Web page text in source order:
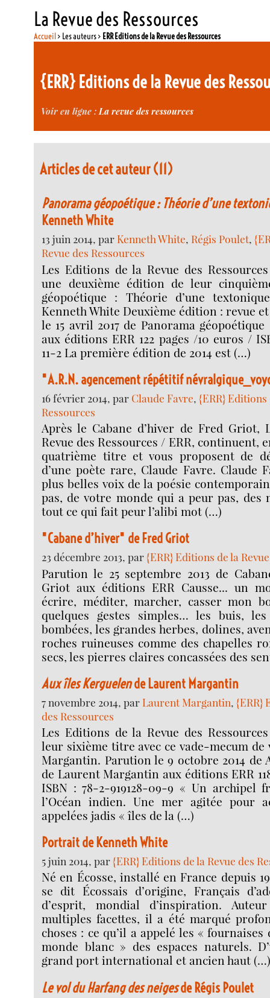
La Revue des Ressources
Accueil> Les auteurs > ERR Editions de la Revue des Ressources
{ERR} Editions de la Revue des
Voir en ligne : La revue des ressources
Articles de cet auteur (11)
Panorama géopoétique : Théorie d’une
Kenneth White
13 juin 2014, parKenneth White, Régis Poulet,
Revue des Ressources
Les Editions de la Revue des
une deuxième édition de leur
géopoétique : Théorie d’une
Kenneth White Deuxième édition : revue
le 15 avril 2017 de Panorama
aux éditions ERR 122 pages /10 euros /
11-2 La première édition de 2014 est (…)
"A.R.N. agencement répétitif
16 février 2014, par Claude Favre,{ERR} Editions
Ressources
Après le Cabane d’hiver de Fred Griot,
Revue des Ressources / ERR, continuent,
quatrième titre et vous proposent de
d’une poète rare, Claude Favre. Claude
plus belles voix de la poésie
pas, de votre monde qui a peur pas, des
tout ce qui fait peur l’alibi mot (…)
"Cabane d’hiver" de Fred Griot
23 décembre 2013, par{ERR} Editions de la
Parution le 25 septembre 2013 de
Griot aux éditions ERR Causse... un
écrire, méditer, marcher, casser mon
quelques gestes simples… les buis,
bombées, les grandes herbes, dolines,
roches ruineuses comme des chapelles
secs, les pierres claires concassées des
Aux îles Kerguelende Laurent Margantin
7 novembre 2014, parLaurent Margantin,{ERR}
des Ressources
Les Editions de la Revue des
leur sixième titre avec ce vade-mecum de
Margantin. Parution le 9 octobre 2014 de
de Laurent Margantin aux éditions ERR
ISBN : 78-2-919128-09-9 « Un archipel
l’Océan indien. Une mer agitée pour
appelées jadis « îles de la (…)
Portrait de Kenneth White
5 juin 2014, par{ERR} Editions de la Revue des
Né en Écosse, installé en France depuis
se dit Écossais d’origine, Français
d’esprit, mondial d’inspiration.
multiples facettes, il a été marqué
choses : ce qu’il a appelé les «
monde blanc » des espaces naturels.
grand port international et ancien haut
Le vol du Harfang des neigesde Régis Poulet